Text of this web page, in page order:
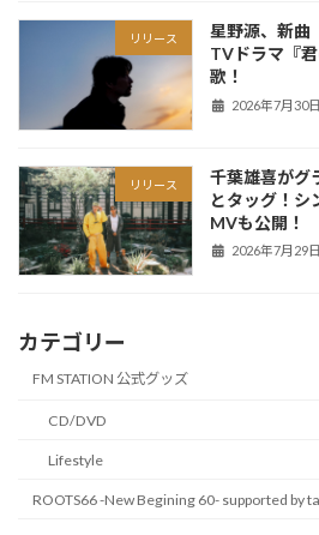
リリース
星野源、新曲
TVドラマ『
歌！
2026年7月30日
リリース
千葉雄喜がグ
とタッグ！シ
MVも公開！
2026年7月29日
カテゴリー
FM STATION 公式グッズ
CD/DVD
Lifestyle
ROOTS66 -New Begining 60- supported by